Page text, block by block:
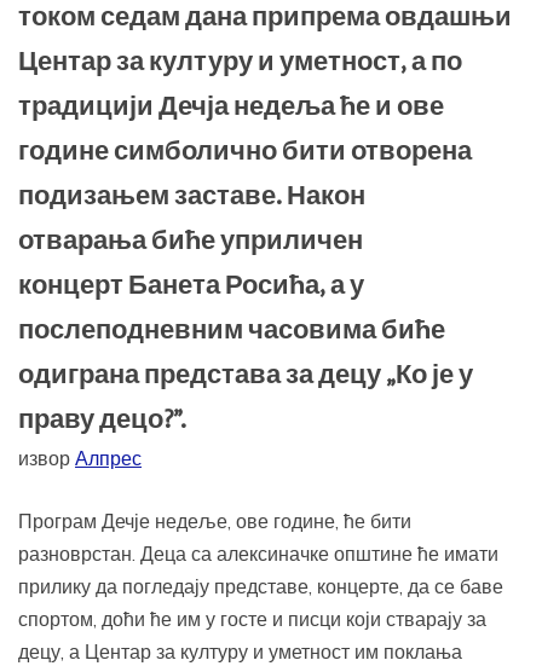
током седам дана припрема овдашњи
Центар за културу и уметност, а по
традицији Дечја недеља ће и ове
године симболично бити отворена
подизањем заставе. Након
отварања биће уприличен
концерт Банета Росића, а у
послеподневним часовима биће
одиграна представа за децу „Ко је у
праву децо?”.
извор Алпрес
Програм Дечје недеље, ове године, ће бити
разноврстан. Деца са алексиначке општине ће имати
прилику да погледају представе, концерте, да се баве
спортом, доћи ће им у госте и писци који стварају за
децу, а Центар за културу и уметност им поклања